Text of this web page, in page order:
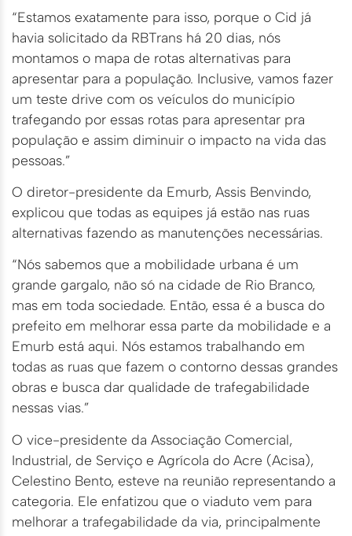
“Estamos exatamente para isso, porque o Cid já
havia solicitado da RBTrans há 20 dias, nós
montamos o mapa de rotas alternativas para
apresentar para a população. Inclusive, vamos fazer
um teste drive com os veículos do município
trafegando por essas rotas para apresentar pra
população e assim diminuir o impacto na vida das
pessoas.”
O diretor-presidente da Emurb, Assis Benvindo,
explicou que todas as equipes já estão nas ruas
alternativas fazendo as manutenções necessárias.
“Nós sabemos que a mobilidade urbana é um
grande gargalo, não só na cidade de Rio Branco,
mas em toda sociedade. Então, essa é a busca do
prefeito em melhorar essa parte da mobilidade e a
Emurb está aqui. Nós estamos trabalhando em
todas as ruas que fazem o contorno dessas grandes
obras e busca dar qualidade de trafegabilidade
nessas vias.”
O vice-presidente da Associação Comercial,
Industrial, de Serviço e Agrícola do Acre (Acisa),
Celestino Bento, esteve na reunião representando a
categoria. Ele enfatizou que o viaduto vem para
melhorar a trafegabilidade da via, principalmente